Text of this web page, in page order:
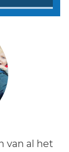
van al het